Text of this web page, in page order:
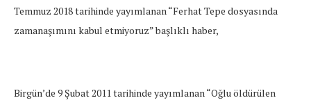
Temmuz 2018 tarihinde yayımlanan “Ferhat Tepe dosyasında
zamanaşımını kabul etmiyoruz” başlıklı haber,
Birgün’de 9 Şubat 2011 tarihinde yayımlanan “Oğlu öldürülen